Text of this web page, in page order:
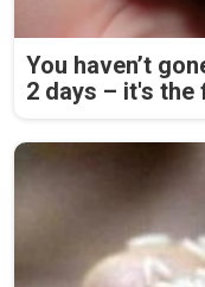
You haven’t
2 days – it's